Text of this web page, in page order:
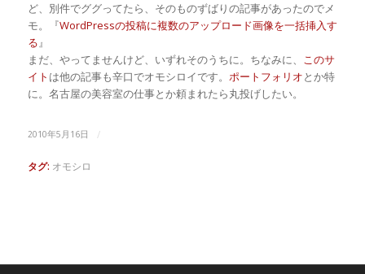
ど、別件でググってたら、そのものずばりの記事があったのでメ
モ。『WordPressの投稿に複数のアップロード画像を一括挿入す
る』
まだ、やってませんけど、いずれそのうちに。ちなみに、 このサ
イト は他の記事も辛口でオモシロイです。 ポートフォリオとか特
に。名古屋の美容室の仕事とか頼まれたら丸投げしたい。
2010年5月16日 /
タグ: オモシロ